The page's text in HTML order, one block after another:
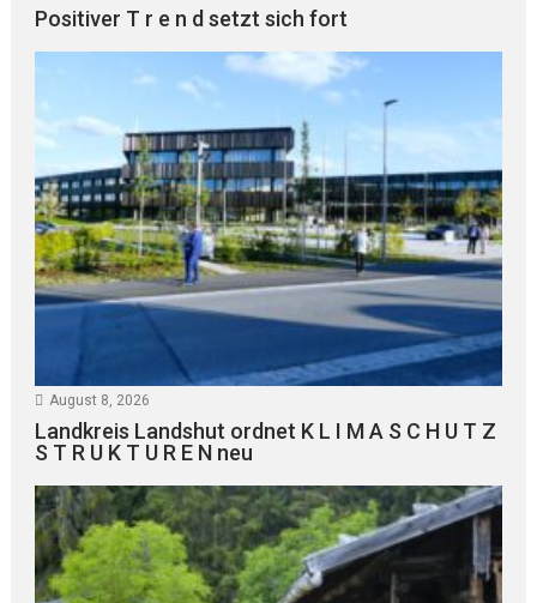
Positiver T r e n d setzt sich fort
August 8, 2026
Landkreis Landshut ordnet K L I M A S C H U T Z
S T R U K T U R E N neu